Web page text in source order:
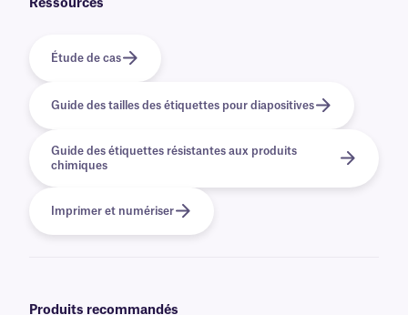
Ressources
Étude de cas
Guide des tailles des étiquettes pour diapositives
Guide des étiquettes résistantes aux produits
chimiques
Imprimer et numériser
Produits recommandés